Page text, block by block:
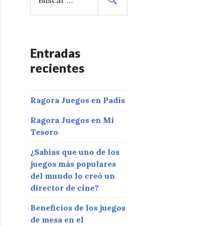
s
r
Entradas
recientes
Ragora Juegos en Padis
Ragora Juegos en Mi
Tesoro
¿Sabías que uno de los
juegos más populares
del mundo lo creó un
director de cine?
Beneficios de los juegos
de mesa en el